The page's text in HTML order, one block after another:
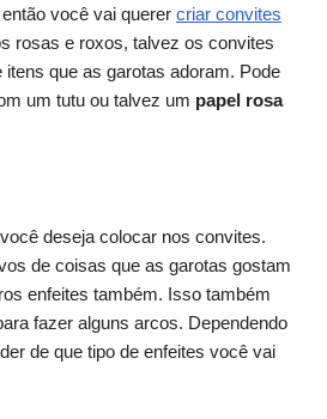
você vai querer criar convites
rosas e roxos, talvez os convites
que as garotas adoram. Pode
um tutu ou talvez um papel rosa
deseja colocar nos convites.
de coisas que as garotas gostam
enfeites também. Isso também
fazer alguns arcos. Dependendo
de que tipo de enfeites você vai